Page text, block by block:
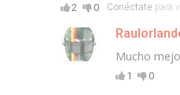
2 0 Conéctatepara
Mucho
1 0